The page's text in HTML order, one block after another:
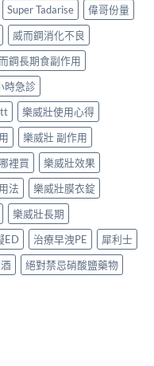
Super Tadarise
偉哥份量
威而鋼消化不良
鋼長期食副作用
時急診
樂威壯使用心得
樂威壯 副作用
裡買
樂威壯效果
法
樂威壯膜衣錠
樂威壯長期
ED 治療早洩PE
犀利士
絕對禁忌硝酸鹽藥物